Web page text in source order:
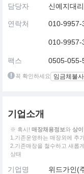
담당자 신예지대리
연락처 010-9957-
010-9957-
팩스 0505-055-
꼭 확인하세요 임금체불
기업소개
※ 혹시! 매장채용정보와 상
1.기존운영하는 매장외에 추
2.기존매장을 철수하고 새롭
상태
기업명 위드가인(